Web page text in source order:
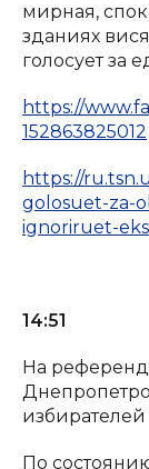
мирная,
зданиях
голосует за
https://
152863825012
https://
golosuet-za-
ignoriruet-
14:51
На
По